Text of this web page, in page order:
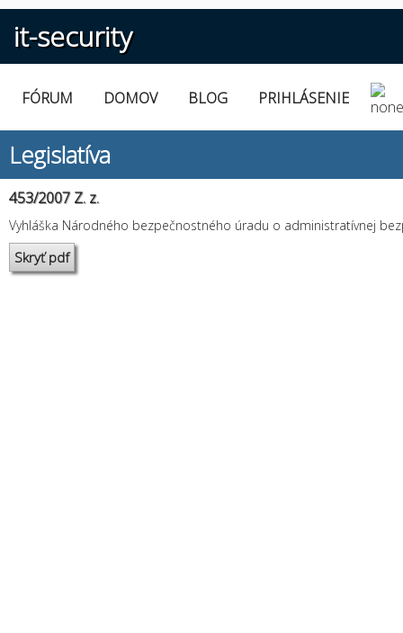
it-security
FÓRUM DOMOV BLOG PRIHLÁSENIE
Legislatíva
453/2007 Z. z.
Vyhláška Národného bezpečnostného úradu o administratívnej
Skryť pdf